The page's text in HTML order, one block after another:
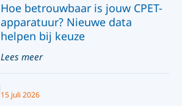
Hoe betrouwbaar is jouw CPET-
apparatuur? Nieuwe data
helpen bij keuze
Lees meer
15 juli 2026